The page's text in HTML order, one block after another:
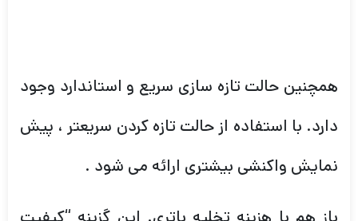
همچنین حالت تازه سازی سریع و استاندارد وجود
دارد. با استفاده از حالت تازه کردن سریعتر ، پیش
نمایش واکنشی بیشتری ارائه می شود .